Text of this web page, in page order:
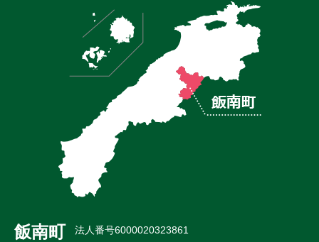
飯南町 法人番号6000020323861